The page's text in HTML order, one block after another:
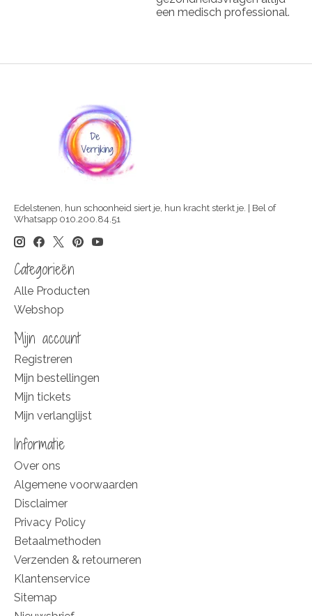
een medisch professional.
Edelstenen, hun schoonheid siert je, hun kracht sterkt je. | Bel of
Whatsapp 010.200.84.51
Categorieën
Alle Producten
Webshop
Mijn account
Registreren
Mijn bestellingen
Mijn tickets
Mijn verlanglijst
Informatie
Over ons
Algemene voorwaarden
Disclaimer
Privacy Policy
Betaalmethoden
Verzenden & retourneren
Klantenservice
Sitemap